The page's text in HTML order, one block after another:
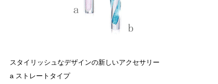
スタイリッシュなデザインの新しいアクセサリー
a ストレートタイプ